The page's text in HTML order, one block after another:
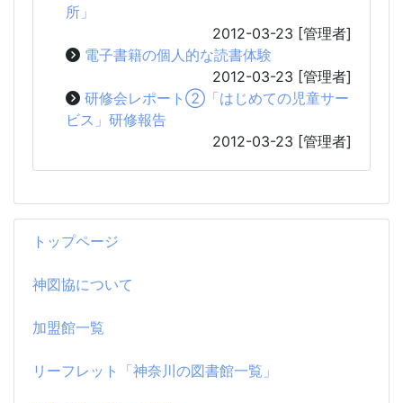
トップページ
神図協について
加盟館一覧
リーフレット「神奈川の図書館一覧」
所」
2012-03-23 [管理者]
電子書籍の個人的な読書体験
2012-03-23 [管理者]
研修会レポート②「はじめての児童サー
ビス」研修報告
2012-03-23 [管理者]